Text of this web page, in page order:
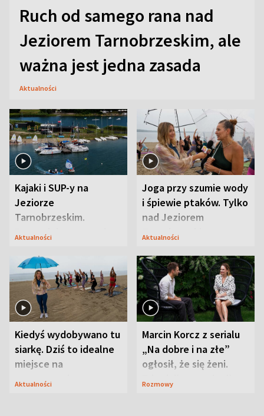
Ruch od samego rana nad
Jeziorem Tarnobrzeskim, ale
ważna jest jedna zasada
Aktualności
Kajaki i SUP-y na
Jeziorze
Tarnobrzeskim.
Przyrodnicy zwracają
Aktualności
Joga przy szumie wody
i śpiewie ptaków. Tylko
nad Jeziorem
Tarnobrzeskim
Aktualności
Kiedyś wydobywano tu
siarkę. Dziś to idealne
miejsce na
wypoczynek
Aktualności
Marcin Korcz z serialu
„Na dobre i na złe”
ogłosił, że się żeni.
Zdradził, co zmienił
Rozmowy